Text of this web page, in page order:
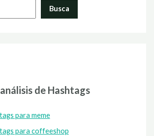
Busca
de Hashtags
para meme
para coffeeshop